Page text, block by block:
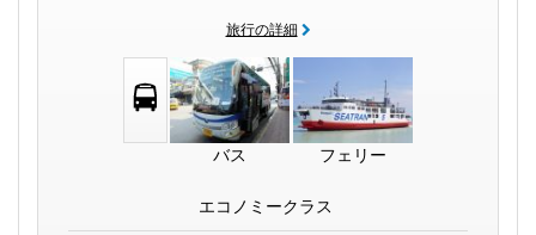
旅行の詳細
バス フェリー
エコノミークラス